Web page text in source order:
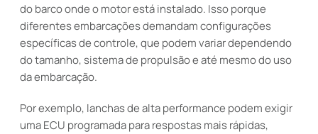
do barco onde o motor está instalado. Isso porque
diferentes embarcações demandam configurações
específicas de controle, que podem variar dependendo
do tamanho, sistema de propulsão e até mesmo do uso
da embarcação.
Por exemplo, lanchas de alta performance podem exigir
uma ECU programada para respostas mais rápidas,